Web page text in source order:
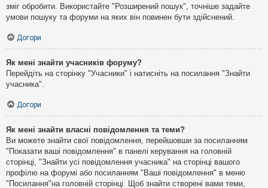
зміг обробити. Використайте "Розширений пошук", точніше задайте
умови пошуку та форуми на яких він повинен бути здійснений.
Догори
Як мені знайти учасників форуму?
Перейдіть на сторінку "Учасники" і натисніть на посилання "Знайти
учасника".
Догори
Як мені знайти власні повідомлення та теми?
Ви можете знайти свої повідомлення, перейшовши за посиланням
"Показати ваші повідомлення" в панелі керування на головній
сторінці, "Знайти усі повідомлення учасника" на сторінці вашого
профілю на форумі або посиланням "Ваші повідомлення" в меню
"Посилання"на головній сторінці. Щоб знайти створені вами теми,